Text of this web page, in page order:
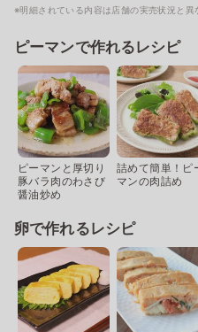
※明細されている内容は店舗の実売状況と異
ピーマンで作れるレシピ
ピーマンと厚切り
豚バラ肉のわさび
醤油炒め
詰めて簡単！ピ
マンの肉詰め
卵で作れるレシピ